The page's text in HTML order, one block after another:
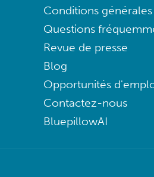
Conditions générales
Questions
Revue de presse
Blog
Opportunités
Contactez-nous
BluepillowAI